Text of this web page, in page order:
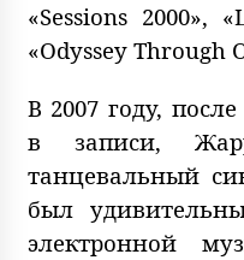
«Sessions 2000»,
«Odyssey Through
В 2007 году,
в записи,
танцевальный
был
электронной